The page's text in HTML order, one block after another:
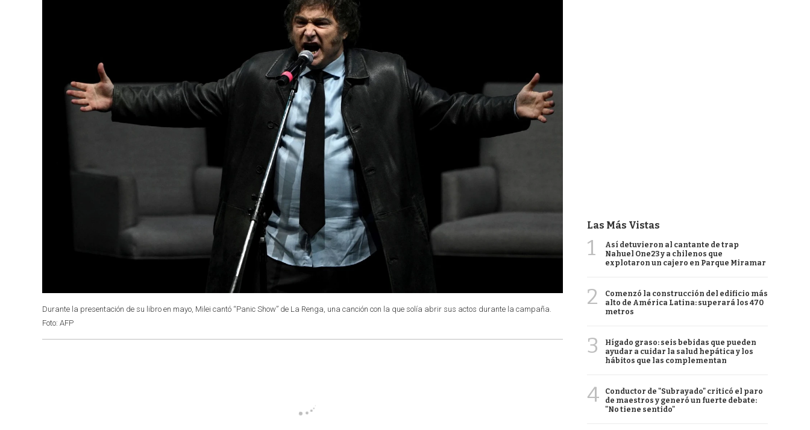
Durante la presentación de su libro en mayo, Milei cantó “Panic Show” de La Renga, una canción con la que solía abrir sus actos durante la campaña.
Foto: AFP
Las Más Vistas
1
Así detuvieron al cantante de trap
Nahuel One23 y a chilenos que
explotaron un cajero en Parque Miramar
2
Comenzó la construcción del edificio más
alto de América Latina: superará los 470
metros
3
Hígado graso: seis bebidas que pueden
ayudar a cuidar la salud hepática y los
hábitos que las complementan
4
Conductor de "Subrayado" criticó el paro
de maestros y generó un fuerte debate:
"No tiene sentido"